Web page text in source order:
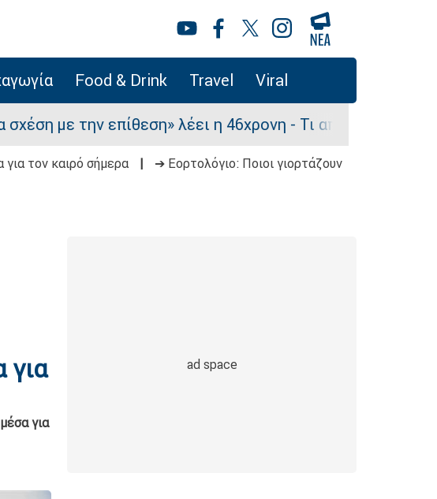
Food & Drink Travel Viral
επίθεση» λέει η 46χρονη - Τι αποκάλυψε στους
τον καιρό σήμερα |
➔ Εορτολόγιο: Ποιοι γιορτάζουν
για
για